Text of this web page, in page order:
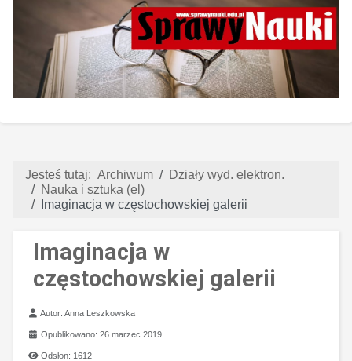
Jesteś tutaj: Archiwum
Działy wyd. elektron.
Nauka i sztuka (el)
Imaginacja w częstochowskiej galerii
Imaginacja w
częstochowskiej galerii
Szczegóły
Autor:Anna Leszkowska
Opublikowano: 26 marzec 2019
Odsłon: 1612